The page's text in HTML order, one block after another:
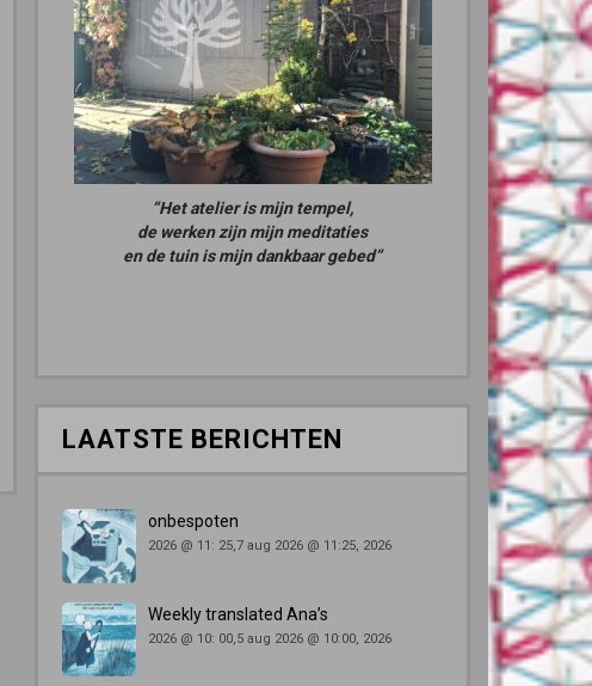
“Het atelier is mijn tempel,
de werken zijn mijn meditaties
en de tuin is mijn dankbaar gebed”
LAATSTE BERICHTEN
onbespoten
2026 @ 11: 25,7 aug 2026 @ 11:25, 2026
Weekly translated Ana’s
2026 @ 10: 00,5 aug 2026 @ 10:00, 2026